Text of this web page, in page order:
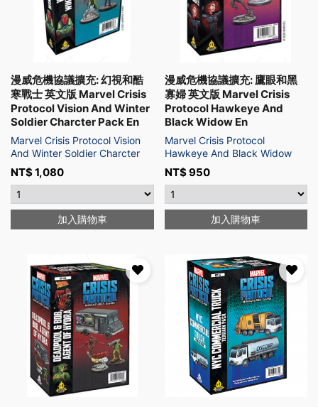
漫威危機協議擴充: 幻視和酷
寒戰士 英文版 Marvel Crisis
Protocol Vision And Winter
Soldier Charcter Pack En
Marvel Crisis Protocol Vision
And Winter Soldier Charcter
NT$1,080
加入購物車
漫威危機協議擴充: 鷹眼和黑
寡婦 英文版 Marvel Crisis
Protocol Hawkeye And
Black Widow En
Marvel Crisis Protocol
Hawkeye And Black Widow
NT$950
加入購物車